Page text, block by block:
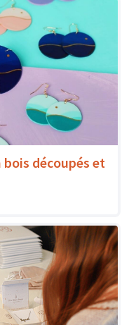
bois découpés et